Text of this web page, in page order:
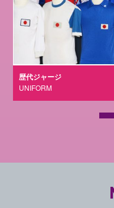
歴代ジャージ
UNIFORM